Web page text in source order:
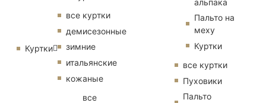
Куртки
все куртки
демисезонные
зимние
итальянские
кожаные
все
Пальто на
меху
Куртки
все куртки
Пуховики
Пальто